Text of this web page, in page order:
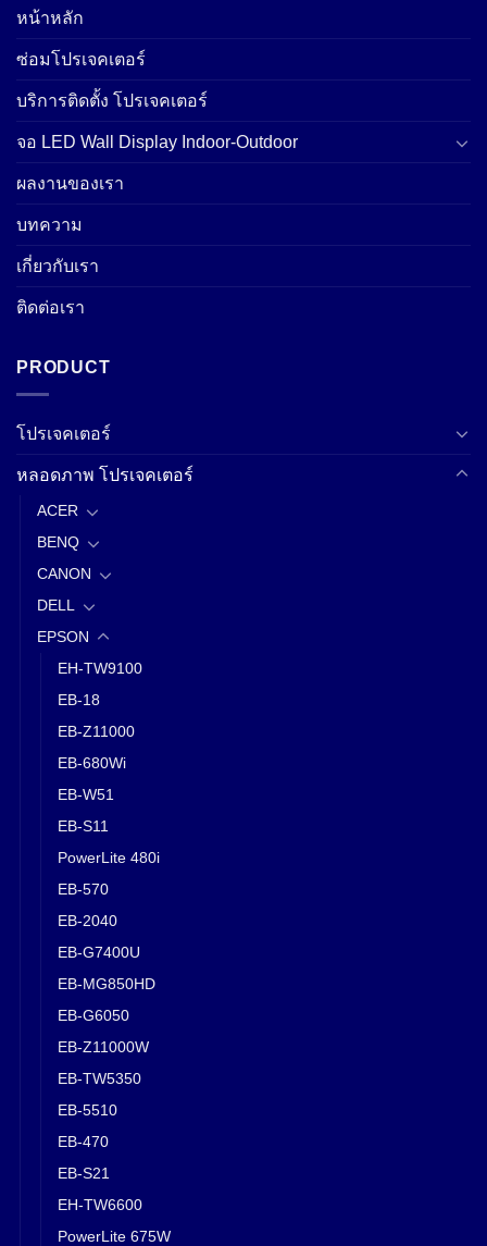
หน้าหลัก
ซ่อมโปรเจคเตอร์
บริการติดตั้ง โปรเจคเตอร์
จอ LED Wall Display Indoor-Outdoor
ผลงานของเรา
บทความ
เกี่ยวกับเรา
ติดต่อเรา
PRODUCT
โปรเจคเตอร์
หลอดภาพ โปรเจคเตอร์
ACER
BENQ
CANON
DELL
EPSON
EH-TW9100
EB-18
EB-Z11000
EB-680Wi
EB-W51
EB-S11
PowerLite 480i
EB-570
EB-2040
EB-G7400U
EB-MG850HD
EB-G6050
EB-Z11000W
EB-TW5350
EB-5510
EB-470
EB-S21
EH-TW6600
PowerLite 675W